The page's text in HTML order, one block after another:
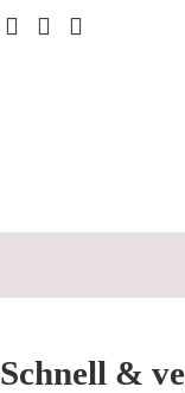
Schnell &